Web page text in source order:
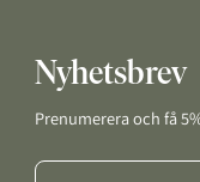
Nyhetsbrev
Prenumerera och få
Förnamn